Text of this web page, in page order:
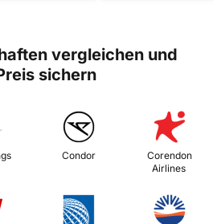
vergleichen und
sichern
Condor
Corendon
Airlines